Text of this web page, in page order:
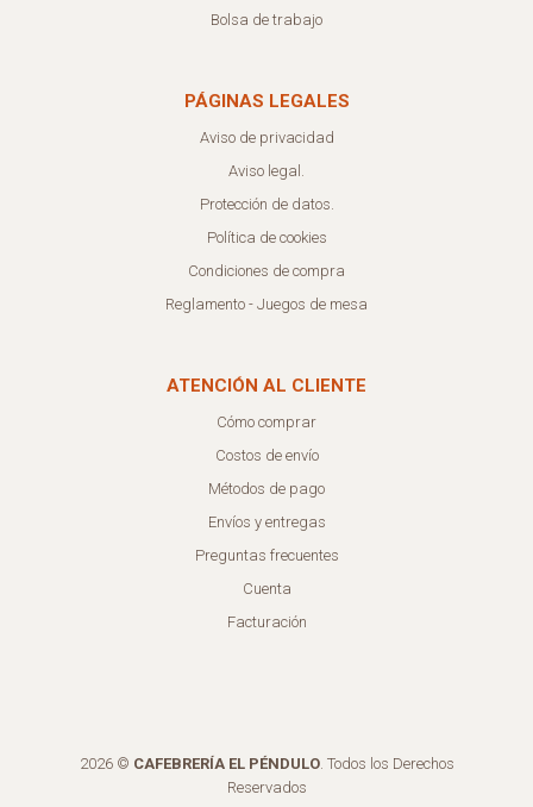
Bolsa de trabajo
PÁGINAS LEGALES
Aviso de privacidad
Aviso legal.
Protección de datos.
Política de cookies
Condiciones de compra
Reglamento - Juegos de mesa
ATENCIÓN AL CLIENTE
Cómo comprar
Costos de envío
Métodos de pago
Envíos y entregas
Preguntas frecuentes
Cuenta
Facturación
2026 © CAFEBRERÍA EL PÉNDULO. Todos los Derechos
Reservados